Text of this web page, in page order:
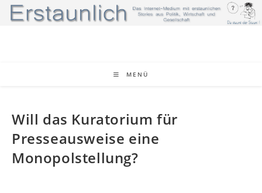
Zum
Inhalt
MENÜ
Will das Kuratorium für
Presseausweise eine
Monopolstellung?